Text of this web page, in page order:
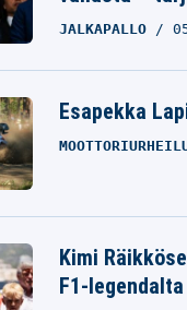
JALKAPALLO
Esapekka
Kimi
F1-legendalta